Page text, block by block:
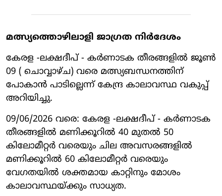
മത്സ്യത്തൊഴിലാളി ജാഗ്രത നിര്‍ദേശം
കേരള -ലക്ഷദീപ് - കര്‍ണാടക തീരങ്ങളില്‍ ജൂണ്‍
09 ( ചൊവ്വാഴ്ച) വരെ മത്സ്യബന്ധനത്തിന്
പോകാന്‍ പാടില്ലെന്ന് കേന്ദ്ര കാലാവസ്ഥ വകുപ്പ്
അറിയിച്ചു.
09/06/2026 വരെ: കേരള -ലക്ഷദീപ് - കര്‍ണാടക
തീരങ്ങളില്‍ മണിക്കൂറില്‍ 40 മുതല്‍ 50
കിലോമീറ്റര്‍ വരെയും ചില അവസരങ്ങളില്‍
മണിക്കൂറില്‍ 60 കിലോമീറ്റര്‍ വരെയും
വേഗതയില്‍ ശക്തമായ കാറ്റിനും മോശം
കാലാവസ്ഥയ്ക്കും സാധ്യത.